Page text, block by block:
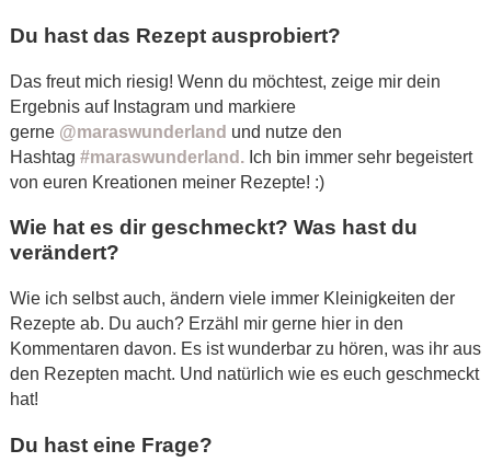
Du hast das Rezept ausprobiert?
Das freut mich riesig! Wenn du möchtest, zeige mir dein
Ergebnis auf Instagram und markiere
gerne @maraswunderland und nutze den
Hashtag #maraswunderland.Ich bin immer sehr begeistert
von euren Kreationen meiner Rezepte! :)
Wie hat es dir geschmeckt? Was hast du
verändert?
Wie ich selbst auch, ändern viele immer Kleinigkeiten der
Rezepte ab. Du auch? Erzähl mir gerne hier in den
Kommentaren davon. Es ist wunderbar zu hören, was ihr aus
den Rezepten macht. Und natürlich wie es euch geschmeckt
hat!
Du hast eine Frage?